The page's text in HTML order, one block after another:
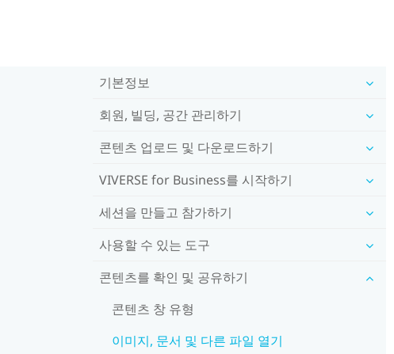
기본정보
회원, 빌딩, 공간 관리하기
콘텐츠 업로드 및 다운로드하기
VIVERSE for Business를 시작하기
세션을 만들고 참가하기
사용할 수 있는 도구
콘텐츠를 확인 및 공유하기
콘텐츠 창 유형
이미지, 문서 및 다른 파일 열기